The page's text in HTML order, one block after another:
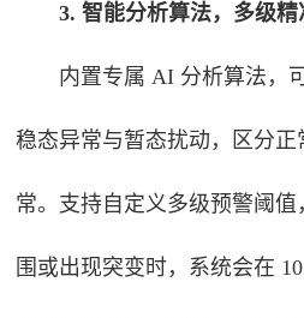
3. 智能分析算法，多级精
内置专属 AI 分析算法，
稳态异常与暂态扰动，区分
常。支持自定义多级预警阈
围或出现突变时，系统会在